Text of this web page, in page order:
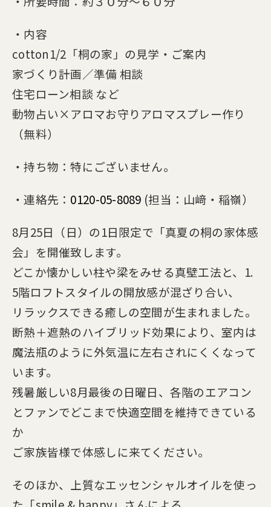
・内容
cotton1/2「桐の家」の見学・ご案内
家づくり計画／準備 相談
住宅ローン相談 など
動物占い×アロマお守りアロマスプレー作り
（無料）
・持ち物：特にございません。
・連絡先： 0120-05-8089 (担当：山﨑・稲嶺）
8月25日（日）の1日限定で「真夏の桐の家体感
会」を開催致します。
どこか懐かしい柱や梁をみせる真壁工法と、1.
5階ロフトスタイルの開放感が混ざり合い、
リラックスできる癒しの空間が生まれました。
断熱＋遮熱のハイブリッド効果により、室内は
魔法瓶のように外気温に左右されにくくなって
います。
残暑厳しい8月最後の日曜日、各階のエアコン
とファンでどこまで快適空間を維持できている
か
ご家族皆様で体感しに来てください。
そのほか、上質なエッセンシャルオイルを使っ